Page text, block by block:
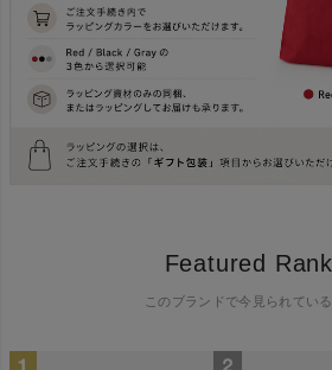
Featured
このブランドで今見られてい